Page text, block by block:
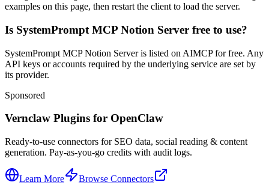
examples on this page, then restart the client to load the server.
Is SystemPrompt MCP Notion Server free to use?
SystemPrompt MCP Notion Server is listed on AIMCP for free. Any
API keys or accounts required by the underlying service are set by
its provider.
Sponsored
Vernclaw Plugins for OpenClaw
Ready-to-use connectors for SEO data, social reading & content
generation. Pay-as-you-go credits with audit logs.
Learn More Browse Connectors